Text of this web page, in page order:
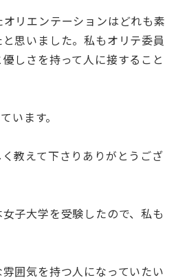
リエンテーションはどれも素
思いました。私もオリテ委員
しさを持って人に接すること
います。
教えて下さりありがとうござ
子大学を受験したので、私も
囲気を持つ人になっていたい